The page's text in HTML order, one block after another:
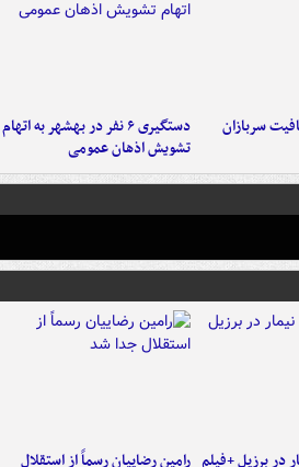
سربازان
دستگیری ۶ نفر در بهشهر به اتهام
تشویش اذهان عمومی
در برزیل +فیلم رامین رضاییان رسماً از استقلال